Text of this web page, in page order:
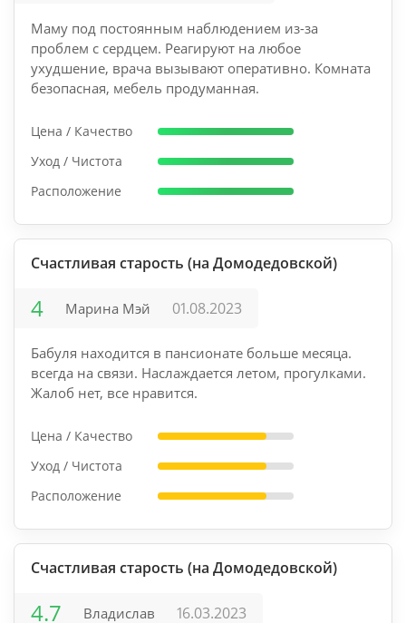
Маму под постоянным наблюдением из-за
проблем с сердцем. Реагируют на любое
ухудшение, врача вызывают оперативно. Комната
безопасная, мебель продуманная.
Цена / Качество
Уход / Чистота
Расположение
Счастливая старость (на Домодедовской)
4 Марина Мэй 01.08.2023
Бабуля находится в пансионате больше месяца.
всегда на связи. Наслаждается летом, прогулками.
Жалоб нет, все нравится.
Цена / Качество
Уход / Чистота
Расположение
Счастливая старость (на Домодедовской)
4.7 Владислав 16.03.2023